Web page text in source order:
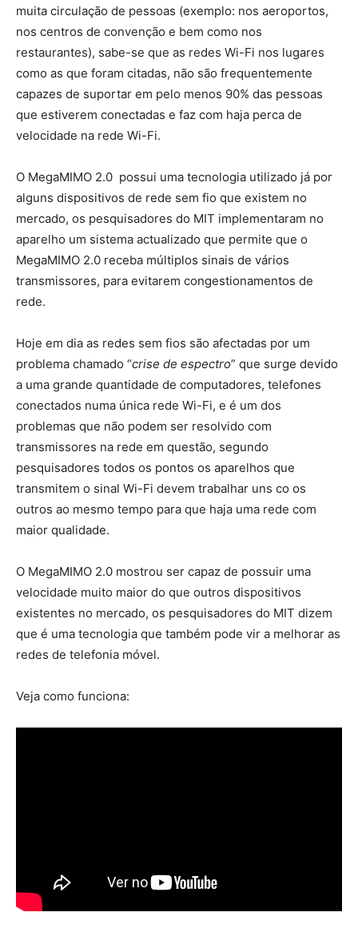
muita circulação de pessoas (exemplo: nos aeroportos,
nos centros de convenção e bem como nos
restaurantes), sabe-se que as redes Wi-Fi nos lugares
como as que foram citadas, não são frequentemente
capazes de suportar em pelo menos 90% das pessoas
que estiverem conectadas e faz com haja perca de
velocidade na rede Wi-Fi.
O MegaMIMO 2.0 possui uma tecnologia utilizado já por
alguns dispositivos de rede sem fio que existem no
mercado, os pesquisadores do MIT implementaram no
aparelho um sistema actualizado que permite que o
MegaMIMO 2.0 receba múltiplos sinais de vários
transmissores, para evitarem congestionamentos de
rede.
Hoje em dia as redes sem fios são afectadas por um
problema chamado “crise de espectro” que surge devido
a uma grande quantidade de computadores, telefones
conectados numa única rede Wi-Fi, e é um dos
problemas que não podem ser resolvido com
transmissores na rede em questão, segundo
pesquisadores todos os pontos os aparelhos que
transmitem o sinal Wi-Fi devem trabalhar uns co os
outros ao mesmo tempo para que haja uma rede com
maior qualidade.
O MegaMIMO 2.0 mostrou ser capaz de possuir uma
velocidade muito maior do que outros dispositivos
existentes no mercado, os pesquisadores do MIT dizem
que é uma tecnologia que também pode vir a melhorar as
redes de telefonia móvel.
Veja como funciona: